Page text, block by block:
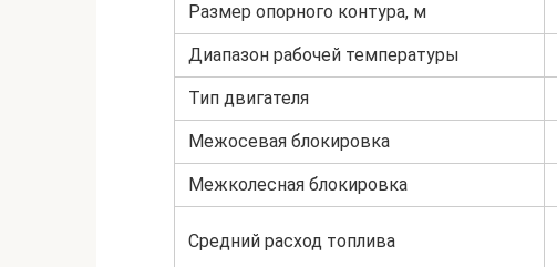
Размер опорного контура, м
Диапазон рабочей температуры
Тип двигателя
Межосевая блокировка
Межколесная блокировка
Средний расход топлива